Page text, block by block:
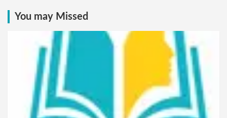
You may Missed